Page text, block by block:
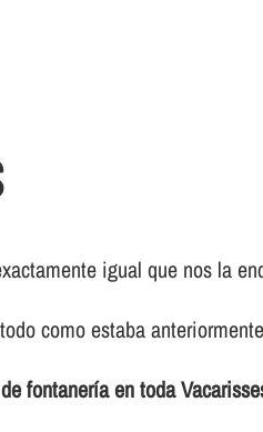
igual que nos la
como estaba
fontanerí­a en toda